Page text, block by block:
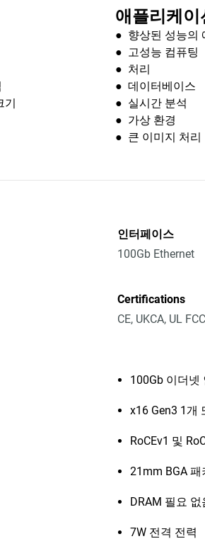
기
애플리케
● 향상된 성능의
● 고성능 컴퓨팅
● 처리
● 데이터베이스
● 실시간 분석
● 가상 환경
● 큰 이미지 처리
인터페이스
100Gb Ethernet
Certifications
CE, UKCA, UL
100Gb 이더넷
x16 Gen3 1개
RoCEv1 및
21mm BGA 패
DRAM 필요 없
7W 전격 전력